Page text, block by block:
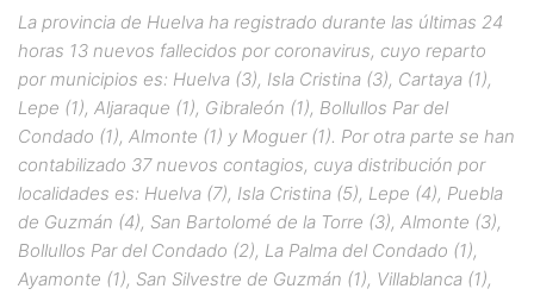
La provincia de Huelva ha registrado durante las últimas 24
horas 13 nuevos fallecidos por coronavirus, cuyo reparto
por municipios es: Huelva (3), Isla Cristina (3), Cartaya (1),
Lepe (1), Aljaraque (1), Gibraleón (1), Bollullos Par del
Condado (1), Almonte (1) y Moguer (1). Por otra parte se han
contabilizado 37 nuevos contagios, cuya distribución por
localidades es: Huelva (7), Isla Cristina (5), Lepe (4), Puebla
de Guzmán (4), San Bartolomé de la Torre (3), Almonte (3),
Bollullos Par del Condado (2), La Palma del Condado (1),
Ayamonte (1), San Silvestre de Guzmán (1), Villablanca (1),